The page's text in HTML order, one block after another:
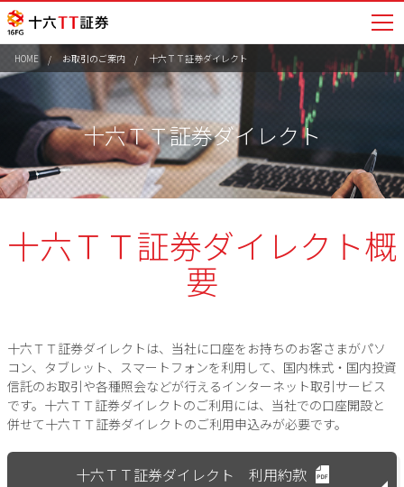
HOME お取引のご案内 十六ＴＴ証券ダイレクト
十六ＴＴ証券ダイレクト
十六ＴＴ証券ダイレクト概
要
十六ＴＴ証券ダイレクトは、当社に口座をお持ちのお客さまがパソ
コン、タブレット、スマートフォンを利用して、国内株式・国内投資
信託のお取引や各種照会などが行えるインターネット取引サービス
です。十六ＴＴ証券ダイレクトのご利用には、当社での口座開設と
併せて十六ＴＴ証券ダイレクトのご利用申込みが必要です。
十六ＴＴ証券ダイレクト 利用約款